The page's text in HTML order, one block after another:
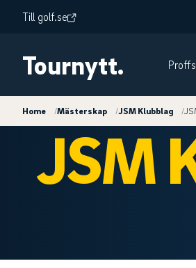
Till golf.se
Tournytt.
Home /Mästerskap /JSM Klubblag /
JSM